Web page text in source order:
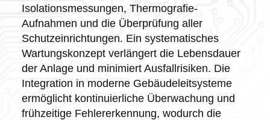
Isolationsmessungen, Thermografie-
Aufnahmen und die Überprüfung aller
Schutzeinrichtungen. Ein systematisches
Wartungskonzept verlängert die Lebensdauer
der Anlage und minimiert Ausfallrisiken. Die
Integration in moderne Gebäudeleitsysteme
ermöglicht kontinuierliche Überwachung und
frühzeitige Fehlererkennung, wodurch die